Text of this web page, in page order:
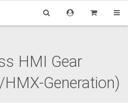
HMI Gear
Generation)